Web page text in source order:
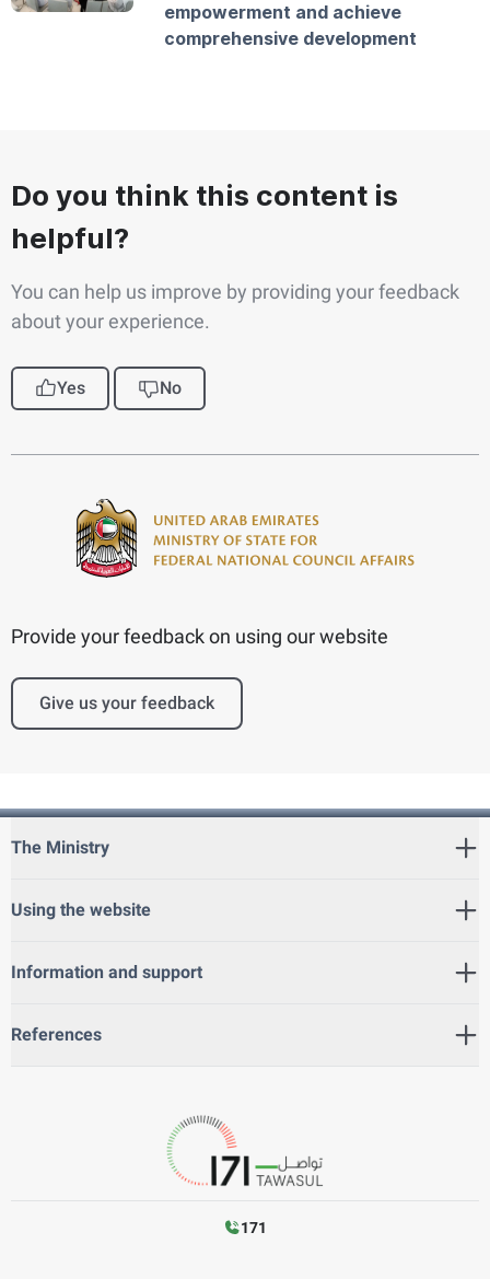
empowerment and achieve
comprehensive development
Do you think this content is
helpful?
You can help us improve by providing your feedback
about your experience.
Yes No
Provide your feedback on using our website
Give us your feedback
The Ministry
Using the website
Information and support
References
171